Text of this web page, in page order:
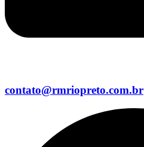
contato@rmriopreto.com.br